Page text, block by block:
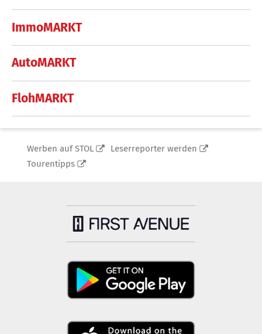
ImmoMARKT
AutoMARKT
FlohMARKT
Werben auf STOL
Leserreporter werden
Tourentipps